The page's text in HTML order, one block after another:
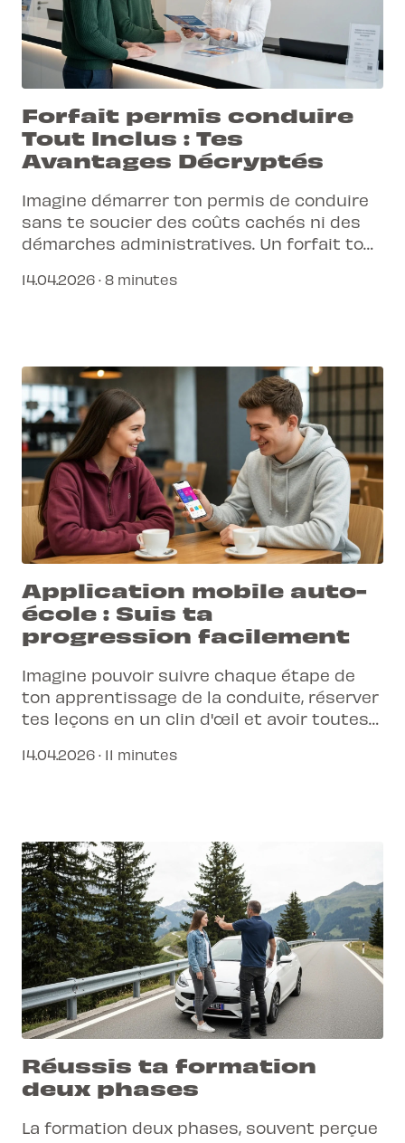
Forfait permis conduire
Tout Inclus : Tes
Avantages Décryptés
Imagine démarrer ton permis de conduire
sans te soucier des coûts cachés ni des
démarches administratives. Un forfait tout
sereine et efficace.
14.04.2026 · 8 minutes
Application mobile auto-
école : Suis ta
progression facilement
Imagine pouvoir suivre chaque étape de
ton apprentissage de la conduite, réserver
tes leçons en un clin d'œil et avoir toutes
main. C'est désormais possible avec notre
14.04.2026 · 11 minutes
Réussis ta formation
deux phases
La formation deux phases, souvent perçue